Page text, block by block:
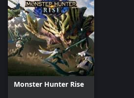
Monster Hunter Rise